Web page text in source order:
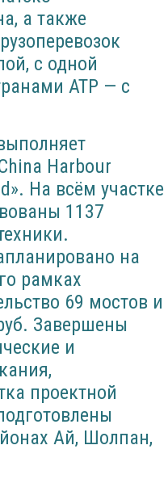
а также
с одной
АТР — с
Harbour
На всём участке
1137
на
рамках
69 мостов и
Завершены
и
проектной
Ай, Шолпан,